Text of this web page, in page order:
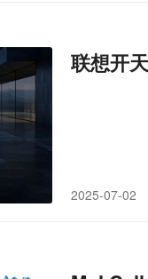
联想开
2025-07-02